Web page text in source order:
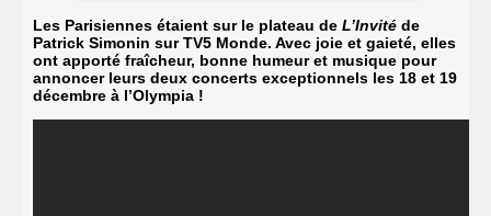
Les Parisiennes étaient sur le plateau de L’Invité de
Patrick Simonin sur TV5 Monde. Avec joie et gaieté, elles
ont apporté fraîcheur, bonne humeur et musique pour
annoncer leurs deux concerts exceptionnels les 18 et 19
décembre à l’Olympia !